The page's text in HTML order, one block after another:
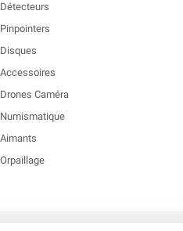
Détecteurs
Pinpointers
Disques
Accessoires
Drones Caméra
Numismatique
Aimants
Orpaillage